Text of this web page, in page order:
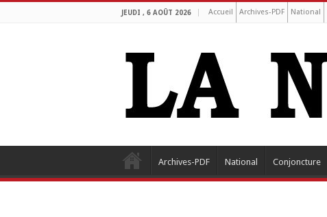
JEUDI , 6 AOÛT 2026 Accueil Archives-PDF National
Archives-PDF National Conjoncture